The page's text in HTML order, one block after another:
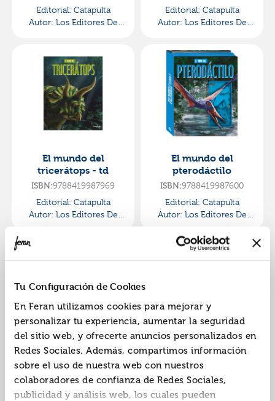
Tu Configuración de Cookies
En Feran utilizamos cookies para mejorar y
personalizar tu experiencia, aumentar la seguridad
del sitio web, y ofrecerte anuncios personalizados en
Redes Sociales. Además, compartimos información
sobre el uso de nuestra web con nuestros
colaboradores de confianza de Redes Sociales,
publicidad y análisis web, los cuales pueden
Editorial: Catapulta
Autor: Los Editores De
Editorial: Catapulta
Autor: Los Editores De
El mundo del
tricerátops - td
ISBN:9788419987969
Editorial: Catapulta
Autor: Los Editores De
El mundo del
pterodáctilo
ISBN:9788419987600
Editorial: Catapulta
Autor: Los Editores De
El mundo del
tricerátops
ISBN:9788419987365
El mundo del
tiranosaurio
ISBN:9788419987358
Editorial:Catapulta